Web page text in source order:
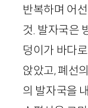
반복하며 어
것. 발자국은
덩이가 바다
앉았고, 폐선
의 발자국을